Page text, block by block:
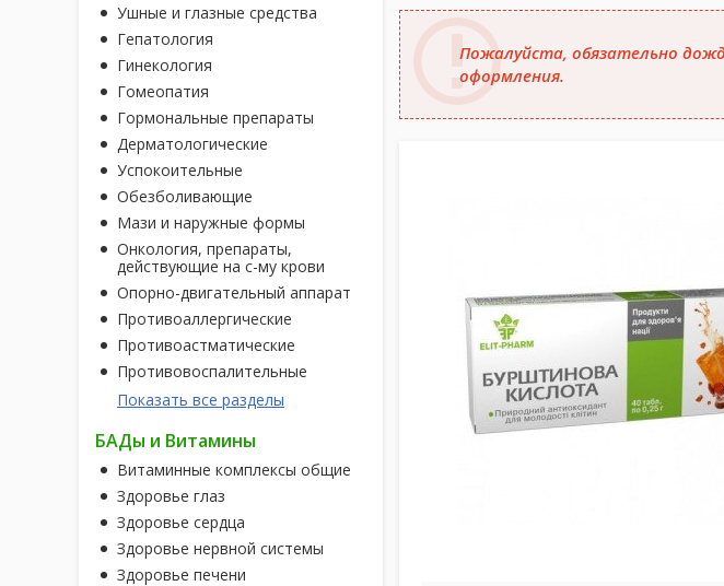
Ушные и глазные средства
Гепатология
Гинекология
Гомеопатия
Гормональные препараты
Дерматологические
Успокоительные
Обезболивающие
Мази и наружные формы
Онкология, препараты,
действующие на с-му крови
Опорно-двигательный аппарат
Противоаллергические
Противоастматические
Противовоспалительные
Показать все разделы
БАДы и Витамины
Витаминные комплексы общие
Здоровье глаз
Здоровье сердца
Здоровье нервной системы
Здоровье печени
Пожалуйста, обязательно
оформления.